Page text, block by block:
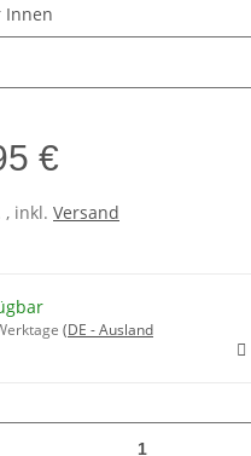
Innen
€
, inkl. Versand
(DE - Ausland